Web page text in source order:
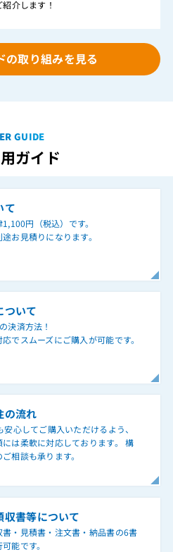
介します！
の取り組みを見る
GUIDE
ガイド
て
円（税込）です。
お見積りになります。
ついて
決済方法！
でスムーズにご購入が可能です。
の流れ
安心してご購入いただけるよう、
には柔軟に対応しております。 構
相談も承ります。
収書等について
・見積書・注文書・納品書の6書
能です。